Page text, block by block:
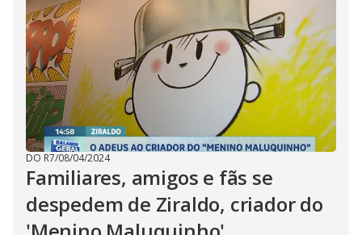
DO R7/08/04/2024
Familiares, amigos e fãs se
despedem de Ziraldo, criador do